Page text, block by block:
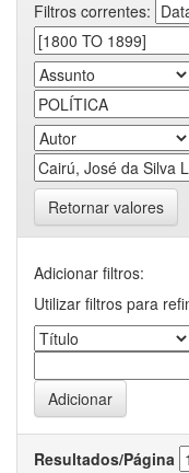
Filtros correntes:
Retornar valores
Adicionar filtros:
Utilizar filtros para
Resultados/Página